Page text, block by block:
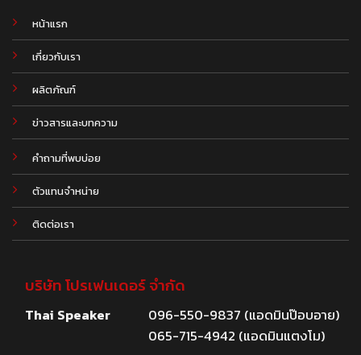
หน้าแรก
เกี่ยวกับเรา
ผลิตภัณฑ์
ข่าวสารและบทความ
.
คำถามที่พบบ่อย
ตัวแทนจำหน่าย
ติดต่อเรา
บริษัท โปรเฟนเดอร์ จำกัด
Thai Speaker
096-550-9837 (แอดมินป๊อบอาย)
065-715-4942 (แอดมินแตงโม)